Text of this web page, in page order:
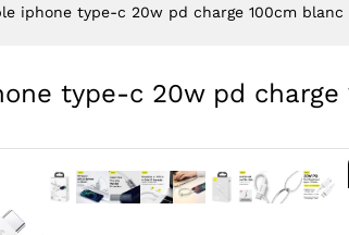
iphone type-c 20w pd charge 100cm blanc
type-c 20w pd charge
Agrandir l’image : Baseus cable
Agrandir l’image : Baseus cable
Agrandir l’image : Baseus
Agrandir l’image :
Agrandir l’image :
Agrandir l’image
AgrandirAgrandir